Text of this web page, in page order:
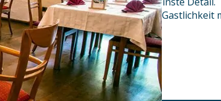
Herzlich willkommen in Allgäuer Gastlichkeit
Ihre Familie Martin Laupheimer
und das ganze Team